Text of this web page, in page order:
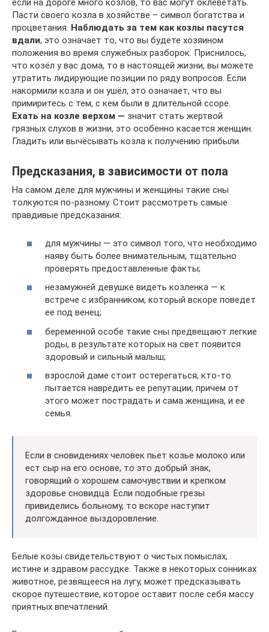
если на дороге много козлов, то вас могут оклеветать.
Пасти своего козла в хозяйстве – символ богатства и
процветания. Наблюдать за тем как козлы пасутся
вдали, это означает то, что вы будете хозяином
положения во время служебных разборок. Приснилось,
что козёл у вас дома, то в настоящей жизни, вы можете
утратить лидирующие позиции по ряду вопросов. Если
накормили козла и он ушёл, это означает, что вы
примиритесь с тем, с кем были в длительной ссоре.
Ехать на козле верхом — значит стать жертвой
грязных слухов в жизни, это особенно касается женщин.
Гладить или вычёсывать козла к получению прибыли.
Предсказания, в зависимости от пола
На самом деле для мужчины и женщины такие сны
толкуются по-разному. Стоит рассмотреть самые
правдивые предсказания:
для мужчины — это символ того, что необходимо
наяву быть более внимательным, тщательно
проверять предоставленные факты;
незамужней девушке видеть козленка — к
встрече с избранником, который вскоре поведет
ее под венец;
беременной особе такие сны предвещают легкие
роды, в результате которых на свет появится
здоровый и сильный малыш;
взрослой даме стоит остерегаться, кто-то
пытается навредить ее репутации, причем от
этого может пострадать и сама женщина, и ее
семья.
Если в сновидениях человек пьет козье молоко или
ест сыр на его основе, то это добрый знак,
говорящий о хорошем самочувствии и крепком
здоровье сновидца. Если подобные грезы
привиделись больному, то вскоре наступит
долгожданное выздоровление.
Белые козы свидетельствуют о чистых помыслах,
истине и здравом рассудке. Также в некоторых сонниках
животное, резвящееся на лугу, может предсказывать
скорое путешествие, которое оставит после себя массу
приятных впечатлений.